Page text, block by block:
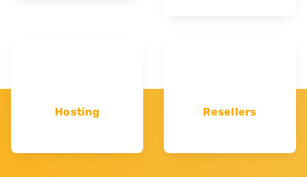
Hosting Resellers